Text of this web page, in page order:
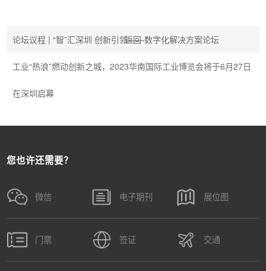
论坛议程 | “智”汇深圳 创新引领——数字化解决方案论坛
返回
工业“热浪”燃动创新之城，2023华南国际工业博览会将于6月27日
在深圳启幕
您也许还需要？
微信 电子期刊 展位图
门票 签证 交通